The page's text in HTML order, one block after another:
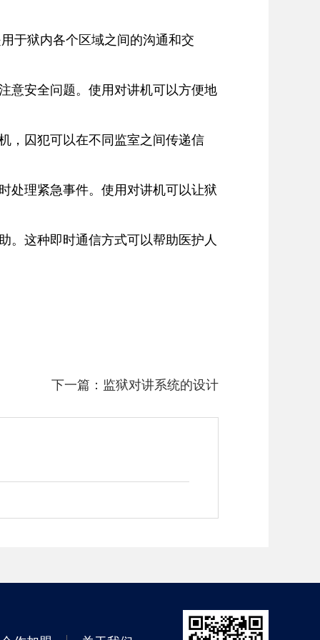
于狱内各个区域之间的沟通和交
意安全问题。使用对讲机可以方便地
，囚犯可以在不同监室之间传递信
处理紧急事件。使用对讲机可以让狱
。这种即时通信方式可以帮助医护人
下一篇： 监狱对讲系统的设计